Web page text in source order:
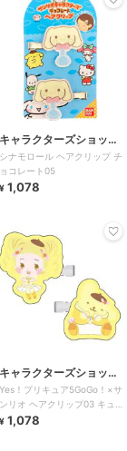
キャラクターズショッ
プ ラフラフ
シナモロール ヘアクリップ チ
ョコレート05
¥ 1,078
キャラクターズショッ
プ ラフラフ
Yes！プリキュア5GoGo！×サ
ンリオ ヘアクリップ03 キュア
レモネード×ポムポムプリン
¥ 1,078